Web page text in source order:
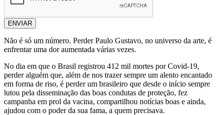
ENVIAR
Não é só um número. Perder Paulo Gustavo, no universo da arte, é
enfrentar uma dor aumentada várias vezes.
No dia em que o Brasil registrou 412 mil mortes por Covid-19,
perder alguém que, além de nos trazer sempre um alento encantado
em forma de riso, é perder um brasileiro que desde o início sempre
lutou pela disseminação das boas condutas de proteção, fez
campanha em prol da vacina, compartilhou notícias boas e ainda,
ajudou com o poder da sua fama, a quem precisava.